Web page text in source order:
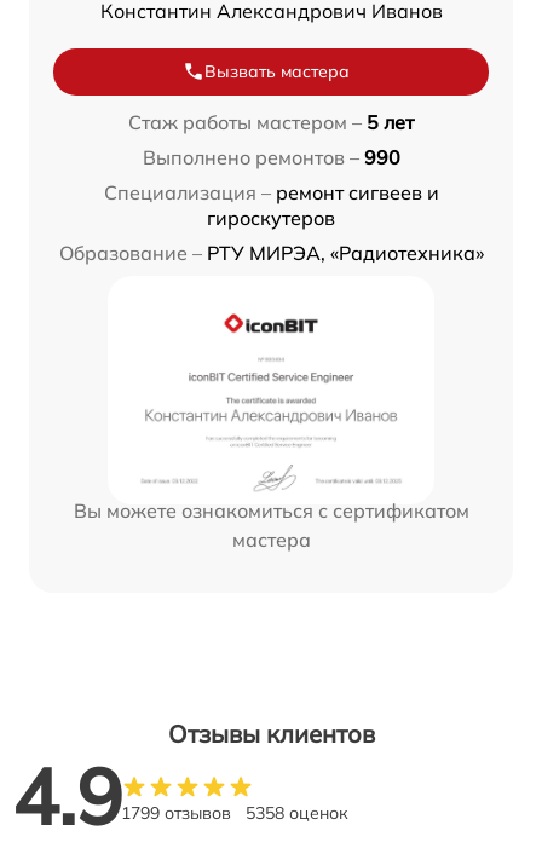
Константин Александрович Иванов
Вызвать мастера
Стаж работы мастером – 5 лет
Выполнено ремонтов – 990
Специализация – ремонт сигвеев и
гироскутеров
Образование – РТУ МИРЭА, «Радиотехника»
Вы можете ознакомиться с сертификатом
мастера
Отзывы клиентов
4.91799 отзывов 5358 оценок